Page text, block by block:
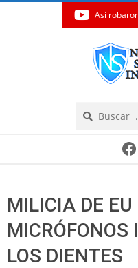
Así
MILICIA DE
MICRÓFONOS
LOS DIENTES